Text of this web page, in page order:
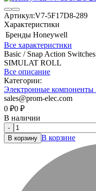
Артикул:V7-5F17D8-289
Характеристики
Бренды Honeywell
Все характеристики
Basic / Snap Action
SIMULAT ROLL
Все описание
Категории:
Электронные компоненты
sales@prom-elec.com
0 ₽0 ₽
В наличии
-
В корзину В корзине